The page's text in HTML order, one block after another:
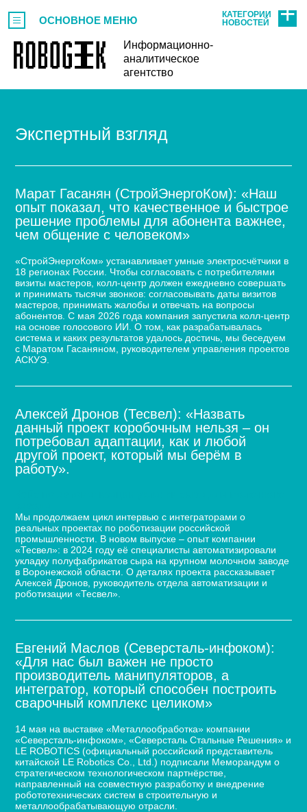
Информационно-
аналитическое
агентство
ОСНОВНОЕ МЕНЮ
КАТЕГОРИИ
НОВОСТЕЙ
Экспертный взгляд
Марат Гасанян (СтройЭнергоКом): «Наш
опыт показал, что качественное и быстрое
решение проблемы для абонента важнее,
чем общение с человеком»
«СтройЭнергоКом» устанавливает умные электросчётчики в
18 регионах России. Чтобы согласовать с потребителями
визиты мастеров, колл-центр должен ежедневно совершать
и принимать тысячи звонков: согласовывать даты визитов
мастеров, принимать жалобы и отвечать на вопросы
абонентов. С мая 2026 года компания запустила колл-центр
на основе голосового ИИ. О том, как разрабатывалась
система и каких результатов удалось достичь, мы беседуем
с Маратом Гасаняном, руководителем управления проектов
АСКУЭ.
Алексей Дронов (Тесвел): «Назвать
данный проект коробочным нельзя – он
потребовал адаптации, как и любой
другой проект, который мы берём в
работу».
Мы продолжаем цикл интервью с интеграторами о
реальных проектах по роботизации российской
промышленности. В новом выпуске – опыт компании
«Тесвел»: в 2024 году её специалисты автоматизировали
укладку полуфабрикатов сыра на крупном молочном заводе
в Воронежской области. О деталях проекта рассказывает
Алексей Дронов, руководитель отдела автоматизации и
роботизации «Тесвел».
Евгений Маслов (Северсталь-инфоком):
«Для нас был важен не просто
производитель манипуляторов, а
интегратор, который способен построить
сварочный комплекс целиком»
14 мая на выставке «Металлообработка» компании
«Северсталь-инфоком», «Северсталь Стальные Решения» и
LE ROBOTICS (официальный российский представитель
китайской LE Robotics Co., Ltd.) подписали Меморандум о
стратегическом технологическом партнёрстве,
направленный на совместную разработку и внедрение
робототехнических систем в строительную и
металлообрабатывающую отрасли.